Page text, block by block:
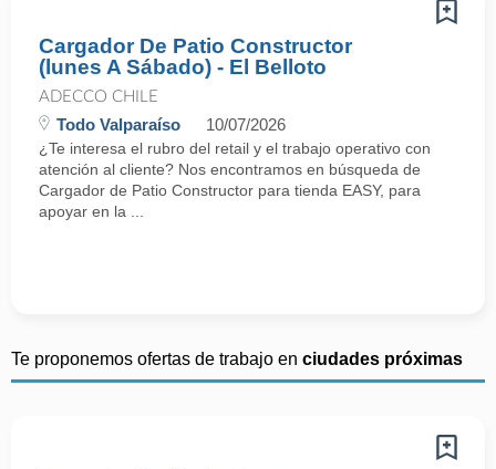
Cargador De Patio Constructor
(lunes A Sábado) - El Belloto
ADECCO CHILE
Todo Valparaíso 10/07/2026
¿Te interesa el rubro del retail y el trabajo operativo con
atención al cliente? Nos encontramos en búsqueda de
Cargador de Patio Constructor para tienda EASY, para
apoyar en la ...
Te proponemos ofertas de trabajo en ciudades próximas